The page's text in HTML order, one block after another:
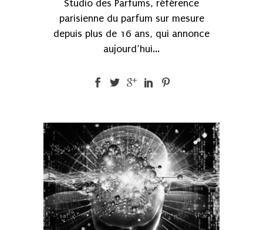
Studio des Parfums, référence
parisienne du parfum sur mesure
depuis plus de 16 ans, qui annonce
aujourd’hui...